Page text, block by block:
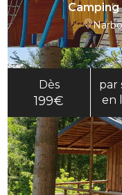
Dès
199€
par
en